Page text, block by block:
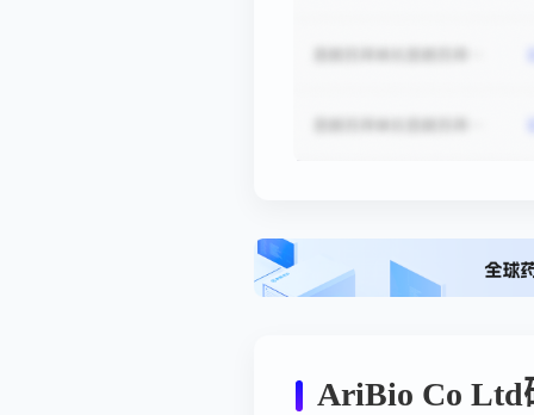
AriBio Co Ltd